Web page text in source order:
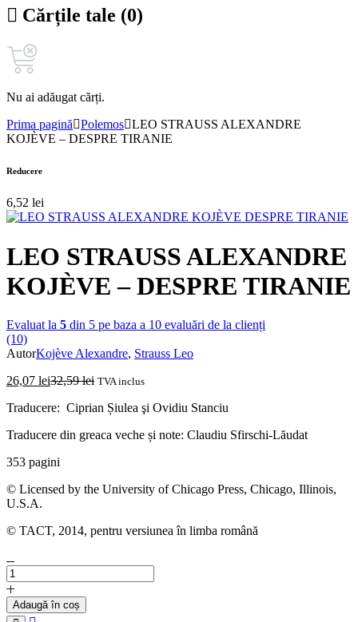
Cărțile tale (0)
Nu ai adăugat cărți.
Prima pagină
Polemos LEO STRAUSS ALEXANDRE
KOJÈVE – DESPRE TIRANIE
Reducere
6,52 lei
LEO STRAUSS ALEXANDRE
KOJÈVE – DESPRE TIRANIE
Evaluat la 5 din 5 pe baza a 10 evaluări de la clienți
(10)
AutorKojève Alexandre, Strauss Leo
26,07 lei32,59lei TVA inclus
Traducere: Ciprian Șiulea şi Ovidiu Stanciu
Traducere din greaca veche și note: Claudiu Sfirschi-Lăudat
353 pagini
© Licensed by the University of Chicago Press, Chicago, Illinois,
U.S.A.
© TACT, 2014, pentru versiunea în limba română
Cantitate
LEO
STRAUSS
ALEXANDRE
Adaugă în coș